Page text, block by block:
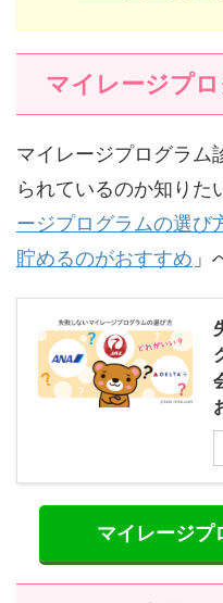
マイレージプ
マイレージプログラム
られているのか知りた
ージプログラムの選び
貯めるのがおすすめ 」
マイレージプ